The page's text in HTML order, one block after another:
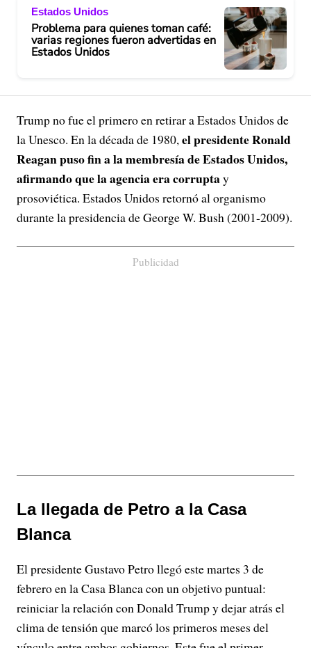
Estados Unidos
Problema para quienes toman café:
varias regiones fueron advertidas en
Estados Unidos
Trump no fue el primero en retirar a Estados Unidos de
la Unesco. En la década de 1980,el presidente Ronald
Reagan puso fin a la membresía de Estados Unidos,
afirmando que la agencia era corruptay
prosoviética. Estados Unidos retornó al organismo
durante la presidencia de George W. Bush (2001-2009).
Publicidad
La llegada de Petro a la Casa
Blanca
El presidente Gustavo Petro llegó este martes 3 de
febrero en la Casa Blanca con un objetivo puntual:
reiniciar la relación con Donald Trump y dejar atrás el
clima de tensión que marcó los primeros meses del